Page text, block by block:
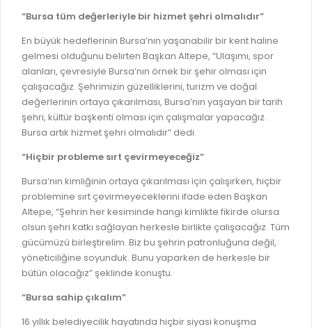
AYKOME KARARLARI
BURSA YAYINLARI
YÖNETİM SİSTEMLERİ
VİZYON & MİSYON
POLİTİKALARIMIZ
KVKK AYDINLATMA METNI
YÖNETMELIKLER / YÖNERGELER
KAMU HİZMET STANDARTLARI (KAHİS)
WEB - MOBIL UYGULAMALARIMIZ
KURUM İÇİ UYGULAMALAR
E-DEVLET KAPISI
NÖBETÇİ ECZANELER
HAL FİYATLARI
SANAL TURLAR
KURUMLAR
RUHSATLI HAFRİYAT ALANLARI
ŞİKAYET TAKİBİ (KURUMLAR)
MÜHENDİS, MİMAR VE SÜRVEYAN KAYITLARI (İLÇE
MÜHENDİS, MİMAR VE SÜRVEYAN KAYITLARI
VEFAT KAYDI GİRİŞİ (İLÇE BELEDİYELER)
“Bursa tüm değerleriyle bir hizmet şehri olmalıdır”
En büyük hedeflerinin Bursa’nın yaşanabilir bir kent haline
gelmesi olduğunu belirten Başkan Altepe, “Ulaşımı, spor
alanları, çevresiyle Bursa’nın örnek bir şehir olması için
çalışacağız. Şehrimizin güzelliklerini, turizm ve doğal
değerlerinin ortaya çıkarılması, Bursa’nın yaşayan bir tarih
şehri, kültür başkenti olması için çalışmalar yapacağız.
Bursa artık hizmet şehri olmalıdır” dedi.
“Hiçbir probleme sırt çevirmeyeceğiz”
Bursa’nın kimliğinin ortaya çıkarılması için çalışırken, hiçbir
problemine sırt çevirmeyeceklerini ifade eden Başkan
Altepe, “Şehrin her kesiminde hangi kimlikte fikirde olursa
olsun şehri katkı sağlayan herkesle birlikte çalışacağız. Tüm
gücümüzü birleştirelim. Biz bu şehrin patronluğuna değil,
yöneticiliğine soyunduk. Bunu yaparken de herkesle bir
bütün olacağız” şeklinde konuştu.
“Bursa sahip çıkalım”
16 yıllık belediyecilik hayatında hiçbir siyasi konuşma